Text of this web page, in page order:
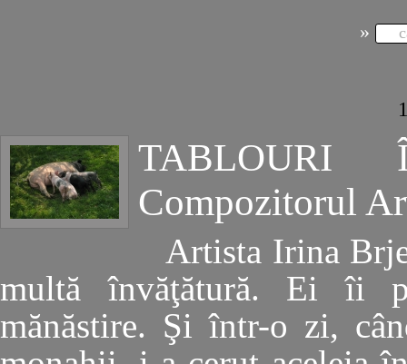
»
TABLOURI
Compozitorul
Artista Irina
multă învăţătură. Ei îi
mănăstire. Şi într-o zi,